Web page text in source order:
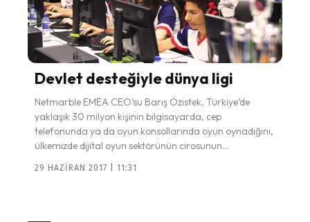
Devlet desteğiyle dünya ligi
Netmarble EMEA CEO’su Barış Özistek, Türkiye’de
yaklaşık 30 milyon kişinin bilgisayarda, cep
telefonunda ya da oyun konsollarında oyun oynadığını,
ülkemizde dijital oyun sektörünün cirosunun...
29 HAZIRAN 2017 | 11:31